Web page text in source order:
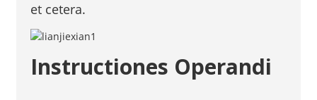
et cetera.
Instructiones Operandi